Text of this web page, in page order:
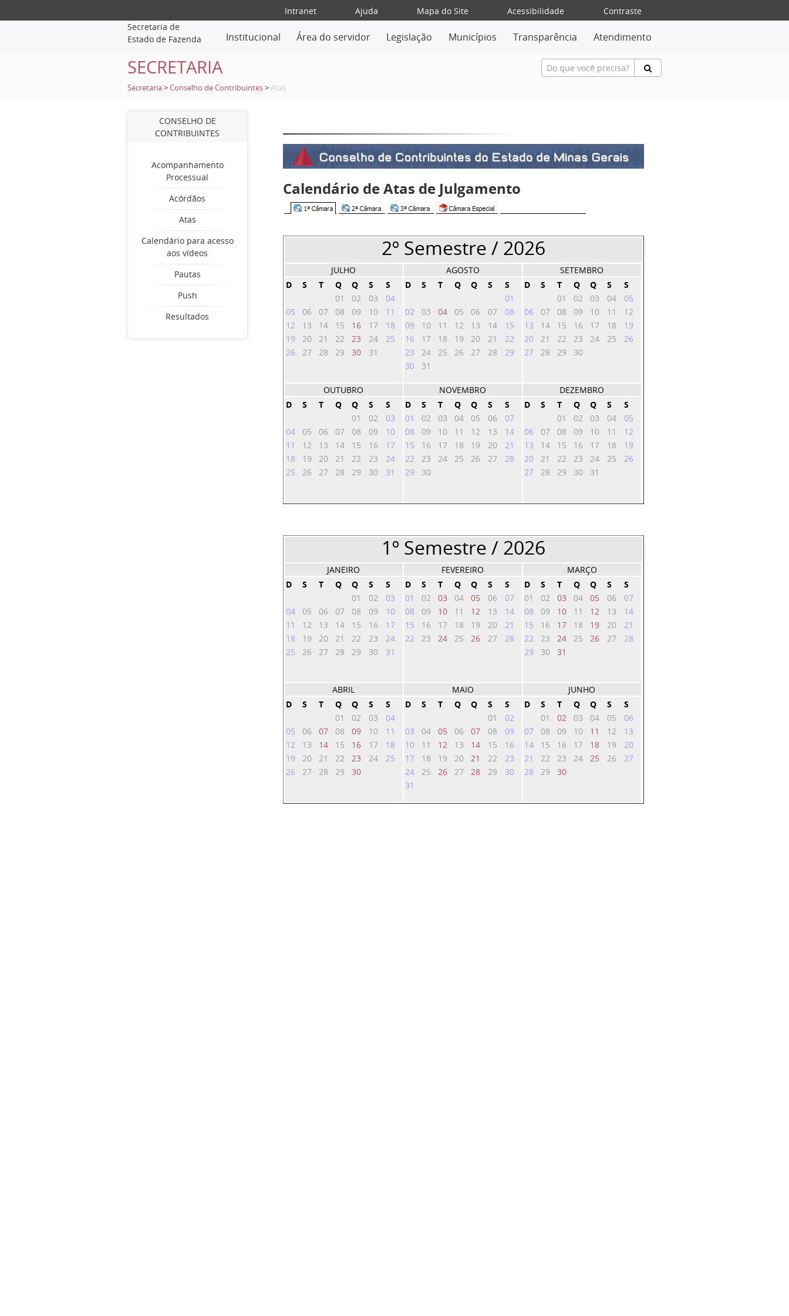
Intranet Ajuda Mapa do Site Acessibilidade
Contraste
Secretaria de
Estado de Fazenda
Institucional Área do servidor Legislação Municípios Transparência Atendimento
SECRETARIA
Secretaria >Conselho de Contribuintes >Atas
CONSELHO DE
CONTRIBUINTES
Acompanhamento
Processual
Acórdãos
Atas
Calendário para acesso
aos vídeos
Pautas
Push
Resultados
Calendário de Atas de Julgamento
2º Semestre / 2026
JULHO AGOSTO
SETEMBRO
D
S T Q Q S
S
01
02 03
04
05
06 07 08 09 10
11
12
13 14 15 16 17
18
19
20 21 22 23 24
25
26
27 28 29 30 31
D S T Q Q S
S
01
02
03 04 05 06 07
08
09
10 11 12 13 14
15
16
17 18 19 20 21
22
23
24 25 26 27 28
29
30
31
D S T Q Q S
S
01
02 03 04
05
06
07 08 09 10 11
12
13
14 15 16 17 18
19
20
21 22 23 24 25
26
27
28 29 30
OUTUBRO NOVEMBRO
DEZEMBRO
D
S T Q Q S
S
01
02
03
04
05 06 07 08 09
10
11
12 13 14 15 16
17
18
19 20 21 22 23
24
25
26 27 28 29 30 31
D S T Q Q S
S
01
02 03 04 05 06
07
08
09 10 11 12 13
14
15
16 17 18 19 20
21
22
23 24 25 26 27
28
29
30
D S T Q Q S
S
01
02 03 04
05
06
07 08 09 10 11
12
13
14 15 16 17 18
19
20
21 22 23 24 25
26
27
28 29 30 31
1º Semestre / 2026
JANEIRO FEVEREIRO
MARÇO
D
S T Q Q S
S
01
02
03
04
05 06 07 08 09
10
11
12 13 14 15 16
17
18
19 20 21 22 23
24
25
26 27 28 29 30 31
D S T Q Q S
S
01
02 03 04 05 06
07
08
09 10 11 12 13
14
15
16 17 18 19 20
21
22
23 24 25 26 27 28
D S T Q Q S
S
01
02 03 04 05 06
07
08
09 10 11 12 13
14
15
16 17 18 19 20
21
22
23 24 25 26 27
28
29
30 31
ABRIL MAIO
JUNHO
D
S T Q Q S
S
01
02 03
04
05
06 07 08 09 10
11
12
13 14 15 16 17
18
19
20 21 22 23 24
25
26
27 28 29 30
D S T Q Q S
S
01
02
03
04 05 06 07 08
09
10
11 12 13 14 15
16
17
18 19 20 21 22
23
24
25 26 27 28 29
30
31
D S T Q Q S
S
01
02 03 04 05
06
07
08 09 10 11 12
13
14
15 16 17 18 19
20
21
22 23 24 25 26
27
28
29 30